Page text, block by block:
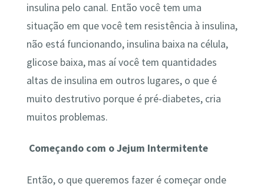
insulina pelo canal. Então você tem uma
situação em que você tem resistência à insulina,
não está funcionando, insulina baixa na célula,
glicose baixa, mas aí você tem quantidades
altas de insulina em outros lugares, o que é
muito destrutivo porque é pré-diabetes, cria
muitos problemas.
Começando com o Jejum Intermitente
Então, o que queremos fazer é começar onde